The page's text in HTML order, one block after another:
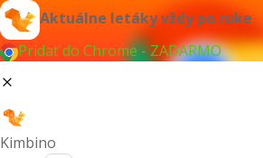
Aktuálne letáky vždy po ruke
Pridať do Chrome - ZADARMO
Kimbino